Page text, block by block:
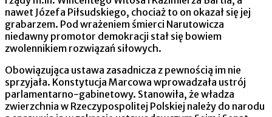
nawet Józefa Piłsudskiego, chociaż to on okazał się jej
grabarzem. Pod wrażeniem śmierci Narutowicza
niedawny promotor demokracji stał się bowiem
zwolennikiem rozwiązań siłowych.
Obowiązująca ustawa zasadnicza z pewnością im nie
sprzyjała. Konstytucja Marcowa wprowadzała ustrój
parlamentarno-gabinetowy. Stanowiła, że władza
zwierzchnia w Rzeczypospolitej Polskiej należy do narodu